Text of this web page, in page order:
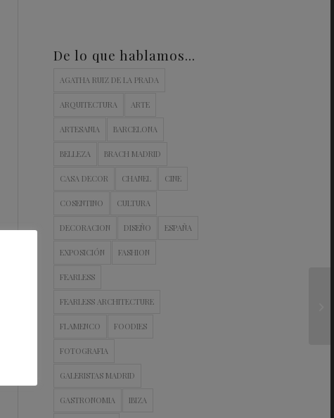
De lo que hablamos…
AGATHA RUIZ DE LA PRADA
ARQUITECTURA ARTE
ARTESANIA BARCELONA
BELLEZA BRACH MADRID
CASA DECOR CHANEL CINE
COSENTINO CULTURA
DECORACION DISEÑO ESPAÑA
EXPOSICIÓN FASHION
FEARLESS
FEARLESS ARCHITECTURE
FLAMENCO FOODIES
FOTOGRAFIA
GALERISTAS MADRID
GASTRONOMIA IBIZA